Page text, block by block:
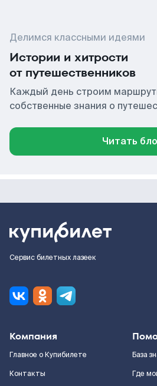
Делимся классными идеями
Истории и хитрости
от путешественников
Каждый день строим
собственные знания о
Читать
Сервис билетных лазеек
Компания
Главное о Купибилете
Контакты
База
Где